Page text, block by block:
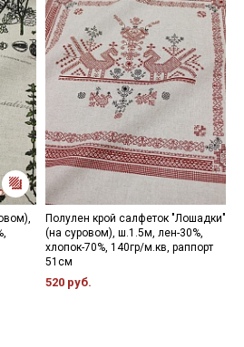
Полулен крой салфеток "Лошадки"
(на суровом), ш.1.5м, лен-30%,
хлопок-70%, 140гр/м.кв, раппорт
51см
520 руб.